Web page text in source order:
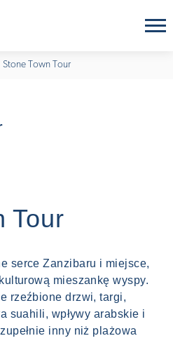
Stone Town Tour
Tour
serce Zanzibaru i miejsce,
mieszankę wyspy.
rzeźbione drzwi, targi,
suahili, wpływy arabskie i
inny niż plażowa